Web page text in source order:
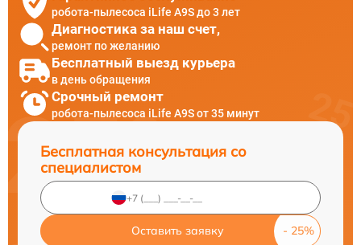
робота-пылесоса iLife A9S до 3 лет
Диагностика за наш счет,
ремонт по желанию
Бесплатный выезд курьера
в день обращения
Срочный ремонт
робота-пылесоса iLife A9S от 35 минут
Бесплатная консультация со
специалистом
Оставить заявку